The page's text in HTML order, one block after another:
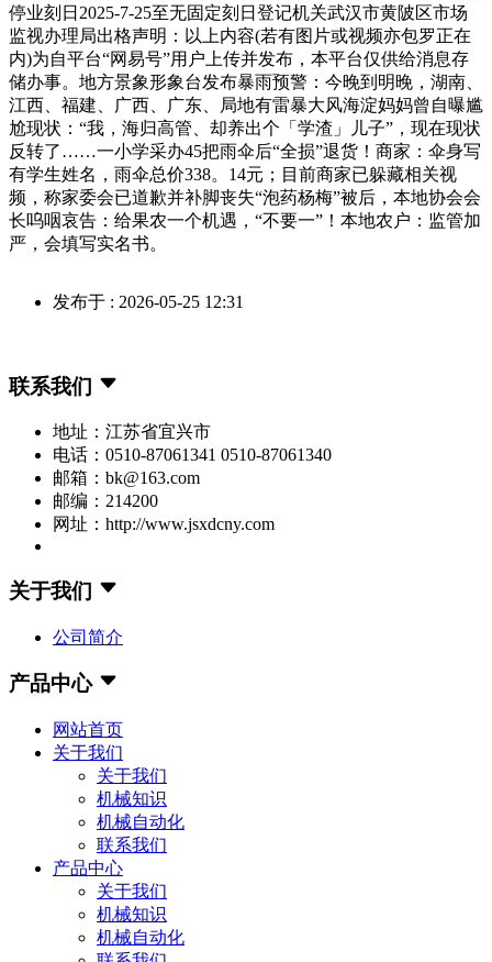
停业刻日2025-7-25至无固定刻日登记机关武汉市黄陂区市场
监视办理局出格声明：以上内容(若有图片或视频亦包罗正在
内)为自平台“网易号”用户上传并发布，本平台仅供给消息存
储办事。地方景象形象台发布暴雨预警：今晚到明晚，湖南、
江西、福建、广西、广东、局地有雷暴大风海淀妈妈曾自曝尴
尬现状：“我，海归高管、却养出个「学渣」儿子”，现在现状
反转了……一小学采办45把雨伞后“全损”退货！商家：伞身写
有学生姓名，雨伞总价338。14元；目前商家已躲藏相关视
频，称家委会已道歉并补脚丧失“泡药杨梅”被后，本地协会会
长呜咽哀告：给果农一个机遇，“不要一”！本地农户：监管加
严，会填写实名书。
发布于 : 2026-05-25 12:31
联系我们
地址：江苏省宜兴市
电话：0510-87061341 0510-87061340
邮箱：bk@163.com
邮编：214200
网址：http://www.jsxdcny.com
关于我们
公司简介
产品中心
网站首页
关于我们
关于我们
机械知识
机械自动化
联系我们
产品中心
关于我们
机械知识
机械自动化